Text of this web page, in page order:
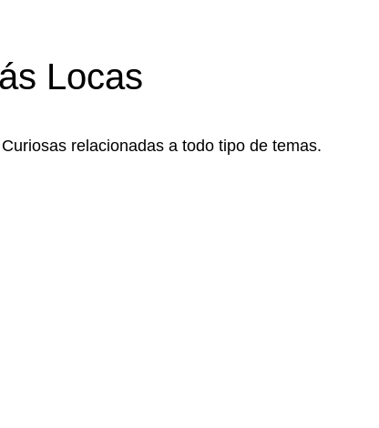
Locas
relacionadas a todo tipo de temas.